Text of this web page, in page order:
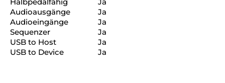
Audioausgänge
Ja
Audioeingänge
Ja
Sequenzer
Ja
USB to Host
Ja
USB to Device
Ja